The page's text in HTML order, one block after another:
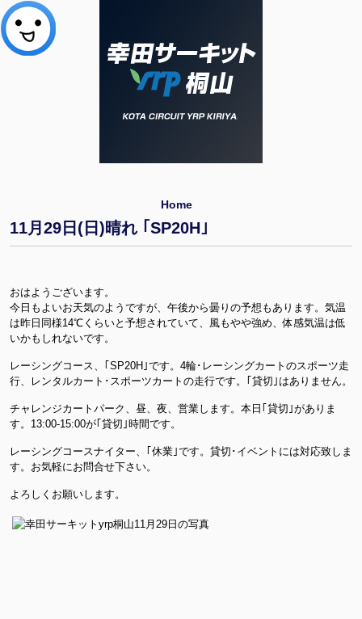
Home
11月29日(日)晴れ ｢SP20H｣
おはようございます。
今日もよいお天気のようですが、午後から曇りの予想もあります。気温
は昨日同様14℃くらいと予想されていて、風もやや強め、体感気温は低
いかもしれないです。
レーシングコース、｢SP20H｣です。4輪･レーシングカートのスポーツ走
行、レンタルカート･スポーツカートの走行です。｢貸切｣はありません。
チャレンジカートパーク、昼、夜、営業します。本日｢貸切｣がありま
す。13:00-15:00が｢貸切｣時間です。
レーシングコースナイター、｢休業｣です。貸切･イベントには対応致しま
す。お気軽にお問合せ下さい。
よろしくお願いします。